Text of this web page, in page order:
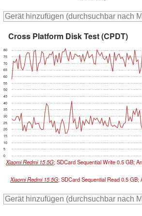
Cross Platform Disk Test (CPDT)
0
5
10
15
20
25
30
35
40
45
50
55
60
65
70
75
80
Xiaomi Redmi 15 5G; SDCard Sequential Write 0.5 GB;
Xiaomi Redmi 15 5G; SDCard Sequential Read 0.5 GB;